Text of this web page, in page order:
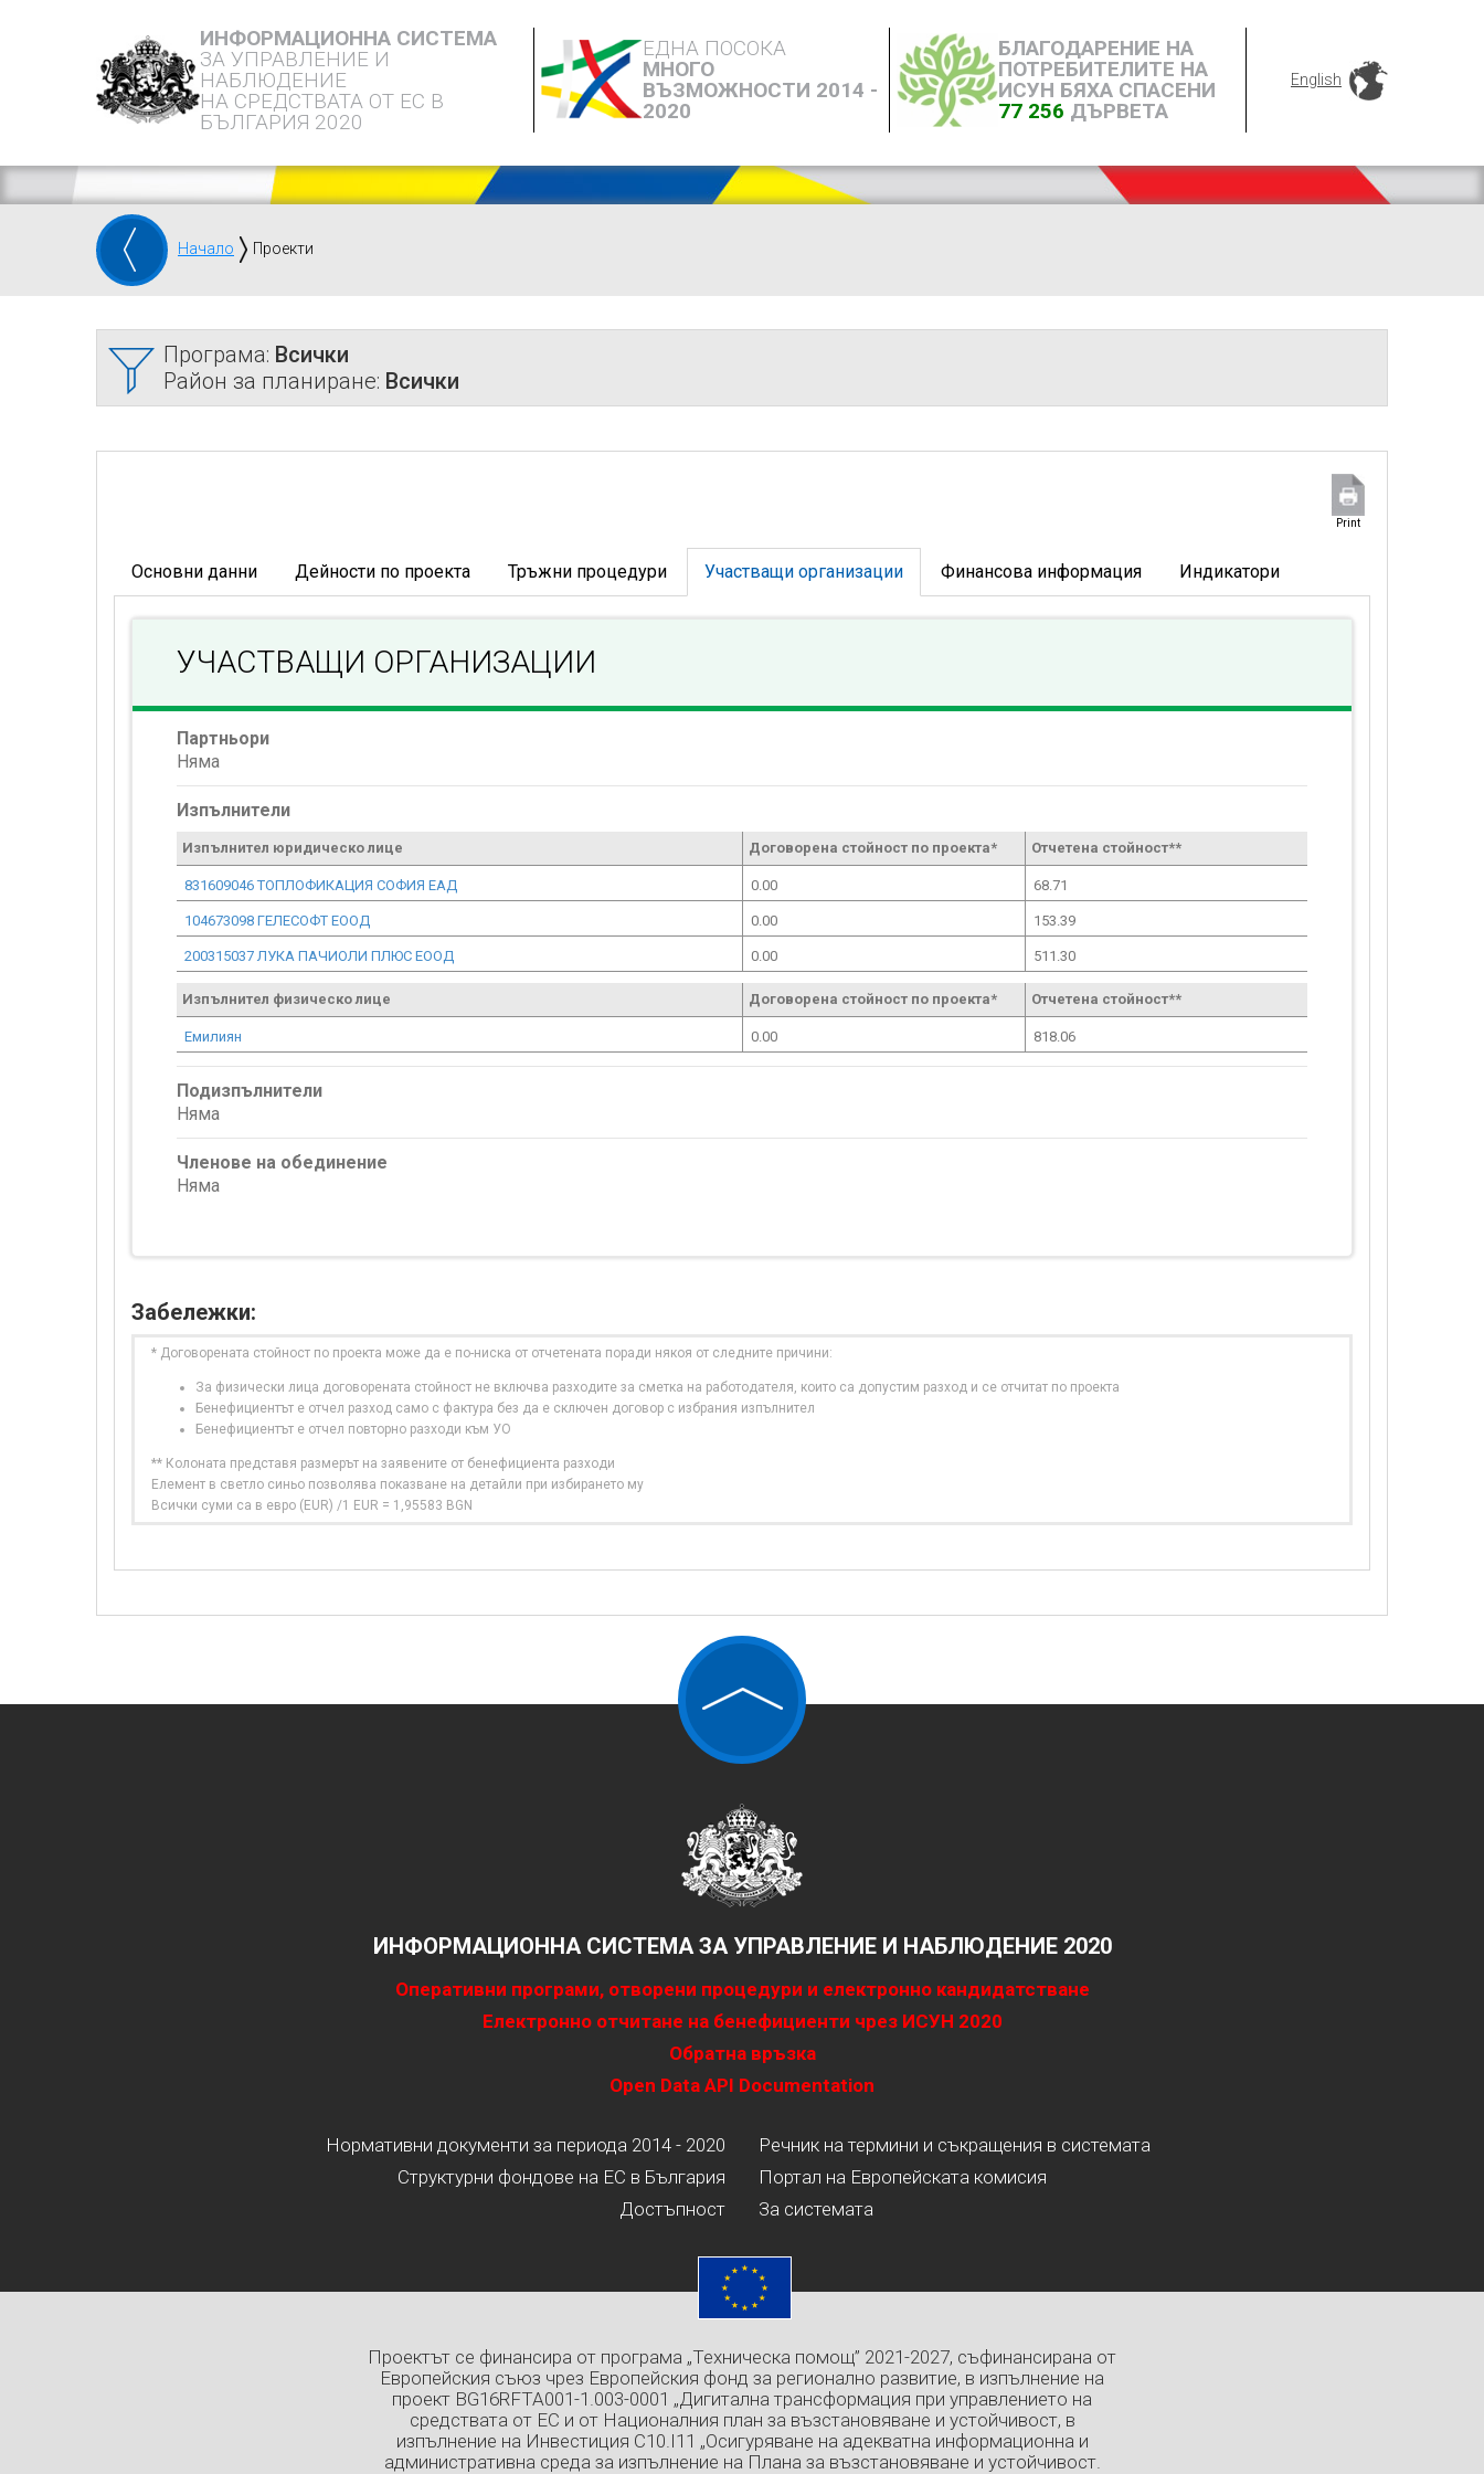
ИНФОРМАЦИОННА СИСТЕМА
ЗА УПРАВЛЕНИЕ И
НАБЛЮДЕНИЕ
НА СРЕДСТВАТА ОТ ЕС В
БЪЛГАРИЯ 2020
ЕДНА ПОСОКА
МНОГО
ВЪЗМОЖНОСТИ 2014 -
2020
БЛАГОДАРЕНИЕ НА
ПОТРЕБИТЕЛИТЕ НА
ИСУН БЯХА СПАСЕНИ
77 256 ДЪРВЕТА
English
Начало Проекти
Програма: Всички
Район за планиране: Всички
Print
Основни данни Дейности по проекта Тръжни процедури Участващи организации Финансова информация Индикатори
УЧАСТВАЩИ ОРГАНИЗАЦИИ
Партньори
Няма
Изпълнители
Изпълнител юридическо лице Договорена стойност по проекта* Отчетена стойност**
831609046 ТОПЛОФИКАЦИЯ СОФИЯ ЕАД 0.00 68.71
104673098 ГЕЛЕСОФТ ЕООД 0.00 153.39
200315037 ЛУКА ПАЧИОЛИ ПЛЮС ЕООД 0.00 511.30
Изпълнител физическо лице Договорена стойност по проекта* Отчетена стойност**
Емилиян 0.00 818.06
Подизпълнители
Няма
Членове на обединение
Няма
Забележки:
* Договорената стойност по проекта може да е по-ниска от отчетената поради някоя от следните причини:
За физически лица договорената стойност не включва разходите за сметка на работодателя, които са допустим разход и се отчитат по проекта
Бенефициентът е отчел разход само с фактура без да е сключен договор с избрания изпълнител
Бенефициентът е отчел повторно разходи към УО
** Колоната представя размерът на заявените от бенефициента разходи
Елемент в светло синьо позволява показване на детайли при избирането му
Всички суми са в евро (EUR) /1 EUR = 1,95583 BGN
ИНФОРМАЦИОННА СИСТЕМА ЗА УПРАВЛЕНИЕ И НАБЛЮДЕНИЕ 2020
Оперативни програми, отворени процедури и електронно кандидатстване
Електронно отчитане на бенефициенти чрез ИСУН 2020
Обратна връзка
Open Data API Documentation
Нормативни документи за периода 2014 - 2020
Структурни фондове на ЕС в България
Достъпност
Речник на термини и съкращения в системата
Портал на Европейската комисия
За системата
Проектът се финансира от програма „Техническа помощ” 2021-2027, съфинансирана от
Европейския съюз чрез Европейския фонд за регионално развитие, в изпълнение на
проект BG16RFTA001-1.003-0001 „Дигитална трансформация при управлението на
средствата от ЕС и от Националния план за възстановяване и устойчивост, в
изпълнение на Инвестиция C10.I11 „Осигуряване на адекватна информационна и
административна среда за изпълнение на Плана за възстановяване и устойчивост.